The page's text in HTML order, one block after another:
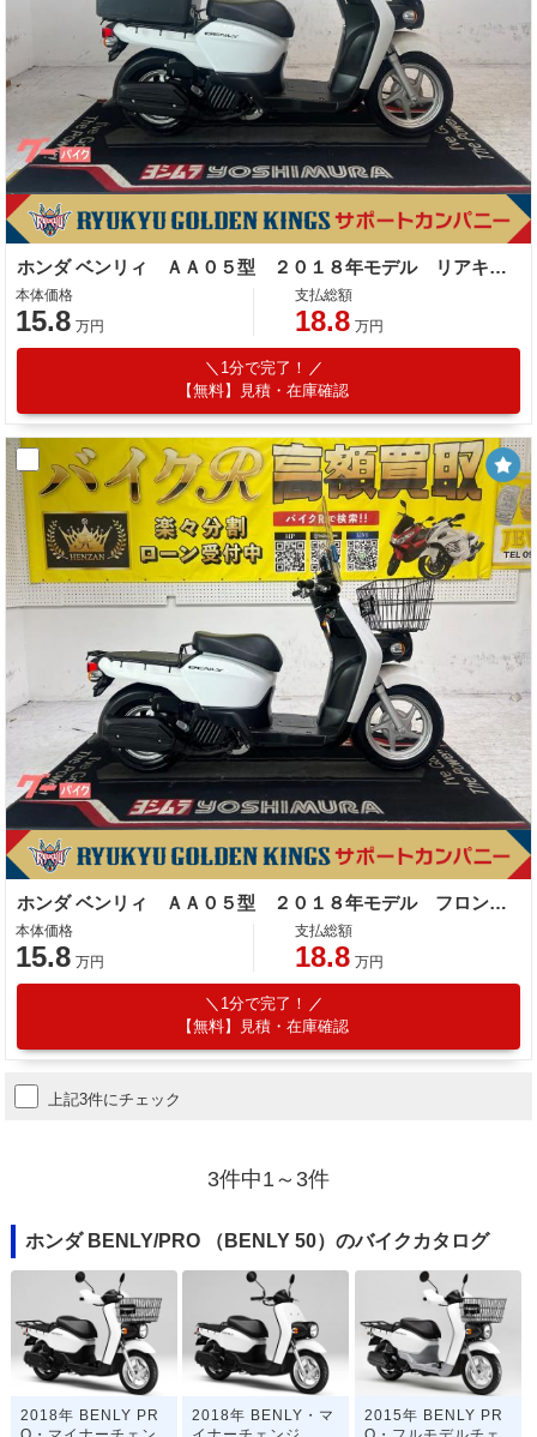
ホンダ ベンリィ ＡＡ０５型 ２０１８年モデル リアキャリア 社外リアＢＯＸ サイドスタンド 前カゴ
本体価格
15.8 万円
支払総額
18.8 万円
1分で完了！
【無料】見積・在庫確認
ホンダ ベンリィ ＡＡ０５型 ２０１８年モデル フロントカゴ センタースタンド サイドスタンド
本体価格
15.8 万円
支払総額
18.8 万円
1分で完了！
【無料】見積・在庫確認
上記3件にチェック
3件中1～3件
ホンダ BENLY/PRO （BENLY 50）のバイクカタログ
2018年 BENLY PR
2018年 BENLY・マ
2015年 BENLY PR